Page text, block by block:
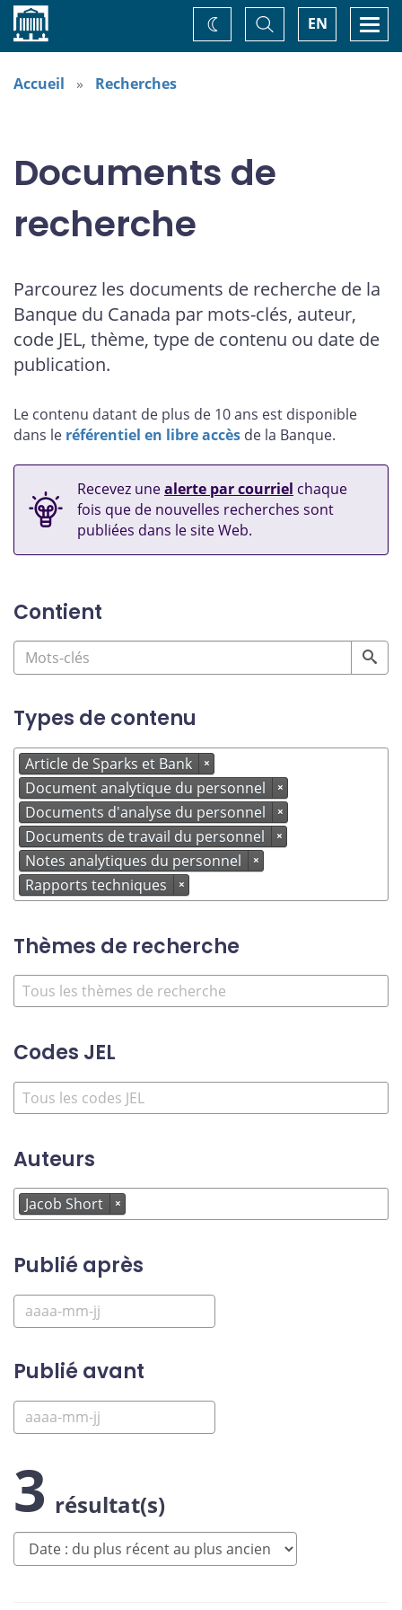
Accueil EN
Basculer
la
recherche
Changez
de
Accueil Recherches
Documents de
recherche
Parcourez les documents de recherche de la
Banque du Canada par mots-clés, auteur,
code JEL, thème, type de contenu ou date de
publication.
Le contenu datant de plus de 10 ans est disponible
dans le référentiel en libre accès de la Banque.
Recevez unealerte par courriel chaque
fois que de nouvelles recherches sont
publiées dans le site Web.
Contient
Types de contenu
Article de Sparks et Bank ×
Document analytique du personnel ×
Documents d'analyse du personnel ×
Documents de travail du personnel ×
Notes analytiques du personnel ×
Rapports techniques ×
Thèmes de recherche
Codes JEL
Auteurs
Jacob Short ×
Publié après
Publié avant
3 résultat(s)